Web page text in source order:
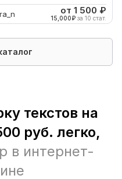
от 1 500 ₽
15,000₽ за 10 стат.
текстов на
руб. легко,
в интернет-